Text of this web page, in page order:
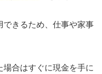
できるため、仕事や家事
合はすぐに現金を手に